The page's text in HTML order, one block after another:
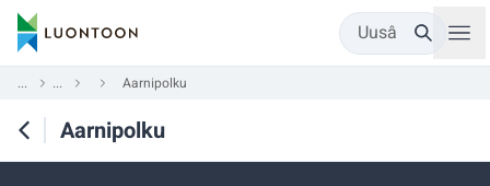
Uusâ
... ... Aarnipolku
Aarnipolku